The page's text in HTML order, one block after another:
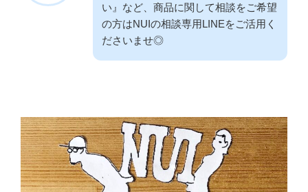
い』など、商品に関して相談をご希望
の方はNUIの相談専用LINEをご活用く
ださいませ◎